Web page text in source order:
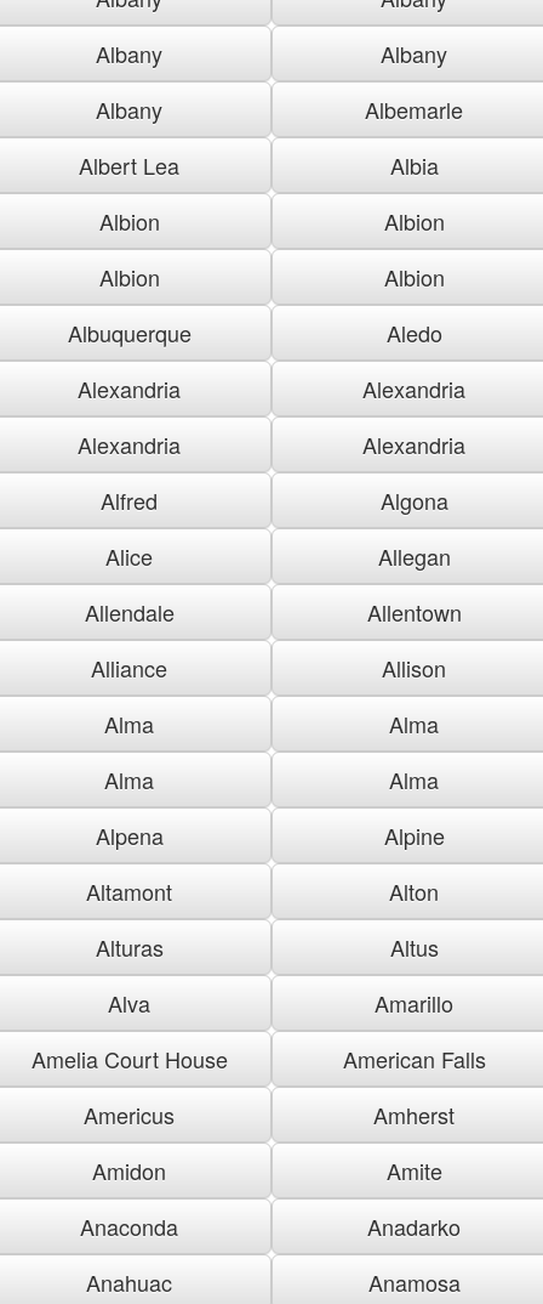
Albany
Albany
Albany
Albemarle
Albert Lea
Albia
Albion
Albion
Albion
Albion
Albuquerque
Aledo
Alexandria
Alexandria
Alexandria
Alexandria
Alfred
Algona
Alice
Allegan
Allendale
Allentown
Alliance
Allison
Alma
Alma
Alma
Alma
Alpena
Alpine
Altamont
Alton
Alturas
Altus
Alva
Amarillo
Amelia Court House
American Falls
Americus
Amherst
Amidon
Amite
Anaconda
Anadarko
Anahuac
Anamosa